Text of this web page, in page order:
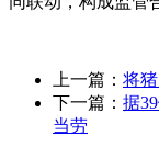
上一篇： 将
下一篇： 据
当劳